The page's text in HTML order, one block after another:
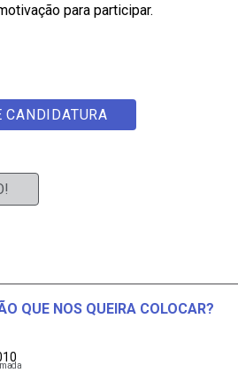
para participar.
CANDIDATURA
QUE NOS QUEIRA COLOCAR?